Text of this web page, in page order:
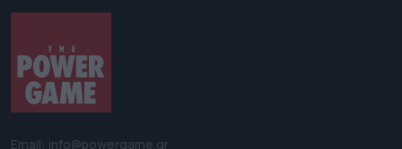
Email: info@powergame.gr